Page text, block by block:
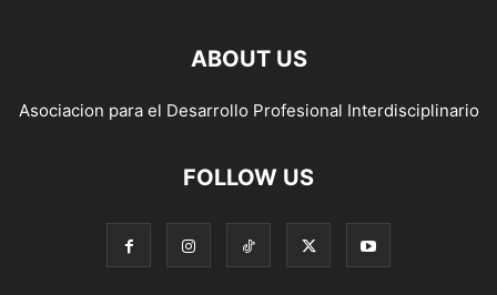
ABOUT US
Asociacion para el Desarrollo Profesional Interdisciplinario
FOLLOW US